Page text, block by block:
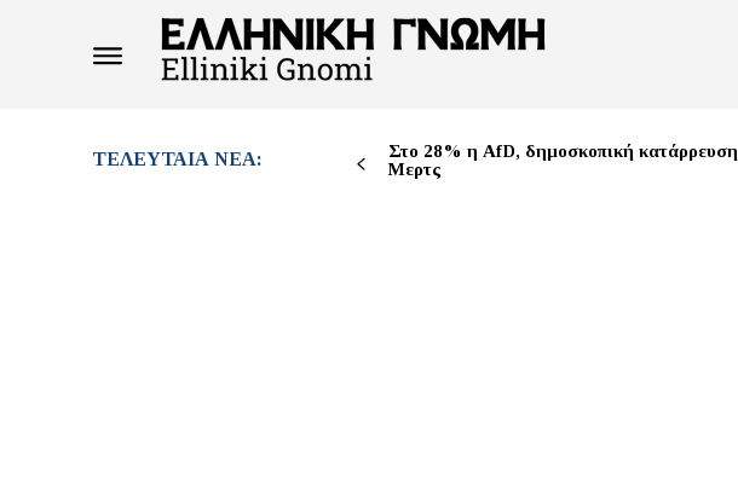
ΤΕΛΕΥΤΑΊΑ ΝΈΑ:
Στο 28% η AfD, δημοσκοπική κατάρρευση
Μερτς